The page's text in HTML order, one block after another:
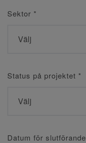
Sektor *
Status på projektet *
Datum för slutförande